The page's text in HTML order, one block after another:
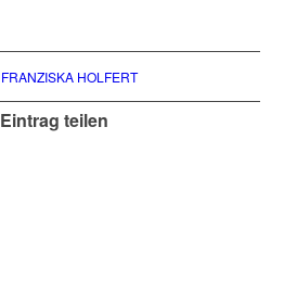
FRANZISKA HOLFERT
Eintrag teilen